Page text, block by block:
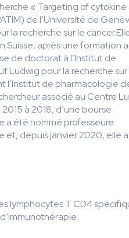
« Targeting of cytokine
de l’Université de
la recherche sur le
Suisse, après une formation
de doctorat à l’Institut de
Ludwig pour la recherche sur
l’Institut de pharmacologie
associé au Centre
à 2018, d’une bourse
a été nommé professeure
et, depuis janvier 2020, elle a
lymphocytes T CD4